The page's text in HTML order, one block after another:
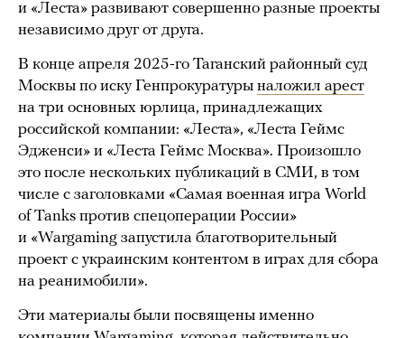
и «Леста» развивают совершенно разные проекты
независимо друг от друга.
В конце апреля 2025-го Таганский районный суд
Москвы по иску Генпрокуратуры наложил арест
на три основных юрлица, принадлежащих
российской компании: «Леста», «Леста Геймс
Эдженси» и «Леста Геймс Москва». Произошло
это после нескольких публикаций в СМИ, в том
числе с заголовками «Самая военная игра World
of Tanks против спецоперации России»
и «Wargaming запустила благотворительный
проект с украинским контентом в играх для сбора
на реанимобили».
Эти материалы были посвящены именно